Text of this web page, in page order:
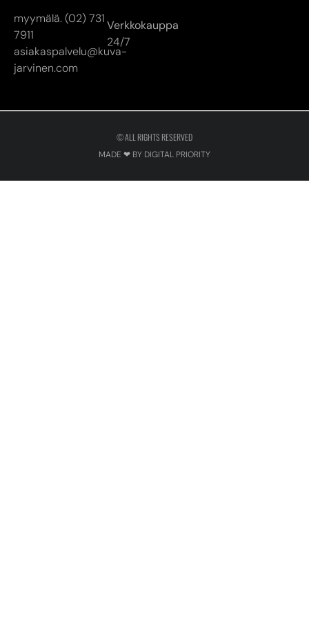
myymälä. (02) 731
7911
asiakaspalvelu@kuva-
jarvinen.com
Verkkokauppa
24/7
© ALL RIGHTS RESERVED
MADE ❤ BY DIGITAL PRIORITY